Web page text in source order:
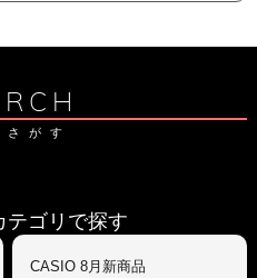
さがす
テゴリで探す
CASIO 8月新商品